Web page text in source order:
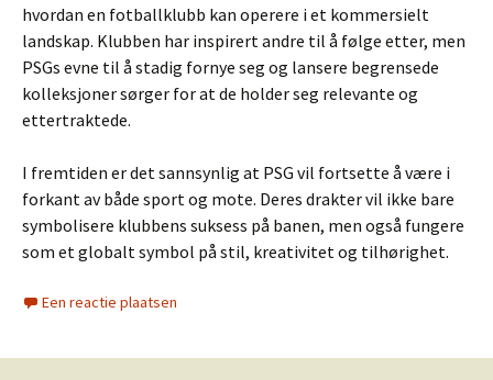
hvordan en fotballklubb kan operere i et kommersielt
landskap. Klubben har inspirert andre til å følge etter, men
PSGs evne til å stadig fornye seg og lansere begrensede
kolleksjoner sørger for at de holder seg relevante og
ettertraktede.
I fremtiden er det sannsynlig at PSG vil fortsette å være i
forkant av både sport og mote. Deres drakter vil ikke bare
symbolisere klubbens suksess på banen, men også fungere
som et globalt symbol på stil, kreativitet og tilhørighet.
Een reactie plaatsen